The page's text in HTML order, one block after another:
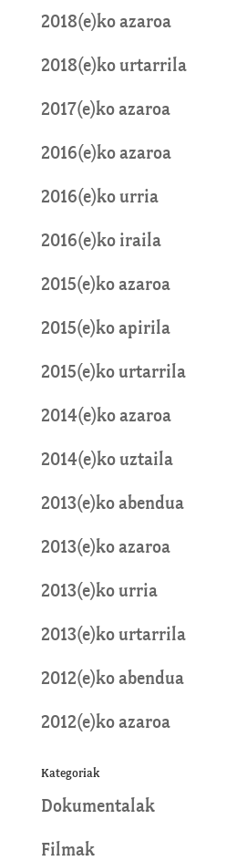
2018(e)ko azaroa
2018(e)ko urtarrila
2017(e)ko azaroa
2016(e)ko azaroa
2016(e)ko urria
2016(e)ko iraila
2015(e)ko azaroa
2015(e)ko apirila
2015(e)ko urtarrila
2014(e)ko azaroa
2014(e)ko uztaila
2013(e)ko abendua
2013(e)ko azaroa
2013(e)ko urria
2013(e)ko urtarrila
2012(e)ko abendua
2012(e)ko azaroa
Kategoriak
Dokumentalak
Filmak